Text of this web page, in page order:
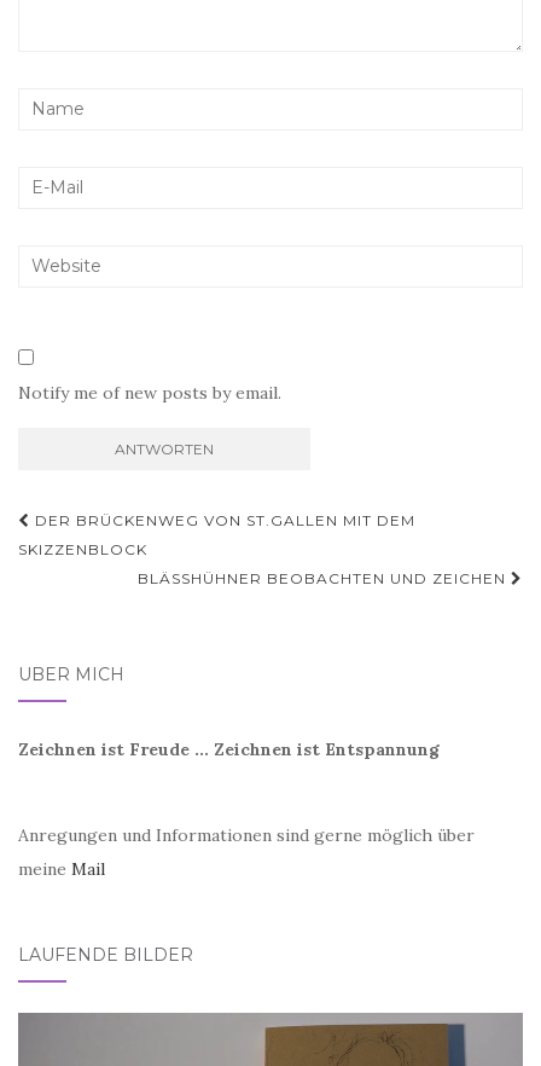
Notify me of new posts by email.
Beitragsnavigation
DER BRÜCKENWEG VON ST.GALLEN MIT DEM
SKIZZENBLOCK
BLÄSSHÜHNER BEOBACHTEN UND ZEICHEN
ÜBER MICH
Zeichnen ist Freude ... Zeichnen ist Entspannung
Anregungen und Informationen sind gerne möglich über
meine Mail
LAUFENDE BILDER